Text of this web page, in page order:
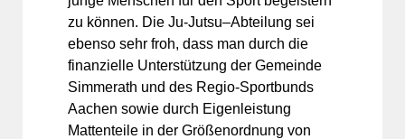
zu können. Die Ju-Jutsu–Abteilung sei
ebenso sehr froh, dass man durch die
finanzielle Unterstützung der Gemeinde
Simmerath und des Regio-Sportbunds
Aachen sowie durch Eigenleistung
Mattenteile in der Größenordnung von